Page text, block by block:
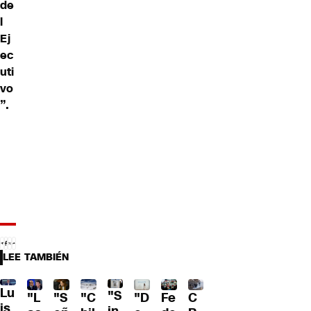
de
l
Ej
ec
uti
vo
”.
LEE TAMBIÉN
Lu
"L
"S
"C
"S
"D
Fe
C